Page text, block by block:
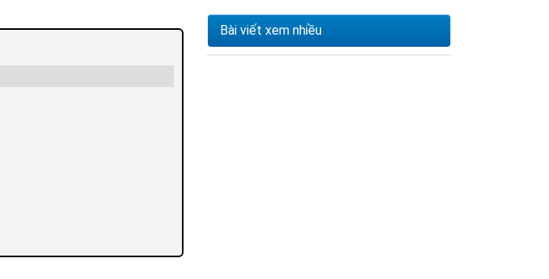
Bài viết xem nhiều